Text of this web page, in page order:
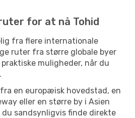
for at nå Tohid
fra flere internationale
ruter fra større globale byer
muligheder, når du
en europæisk hovedstad, en
eller en større by i Asien
du sandsynligvis finde direkte